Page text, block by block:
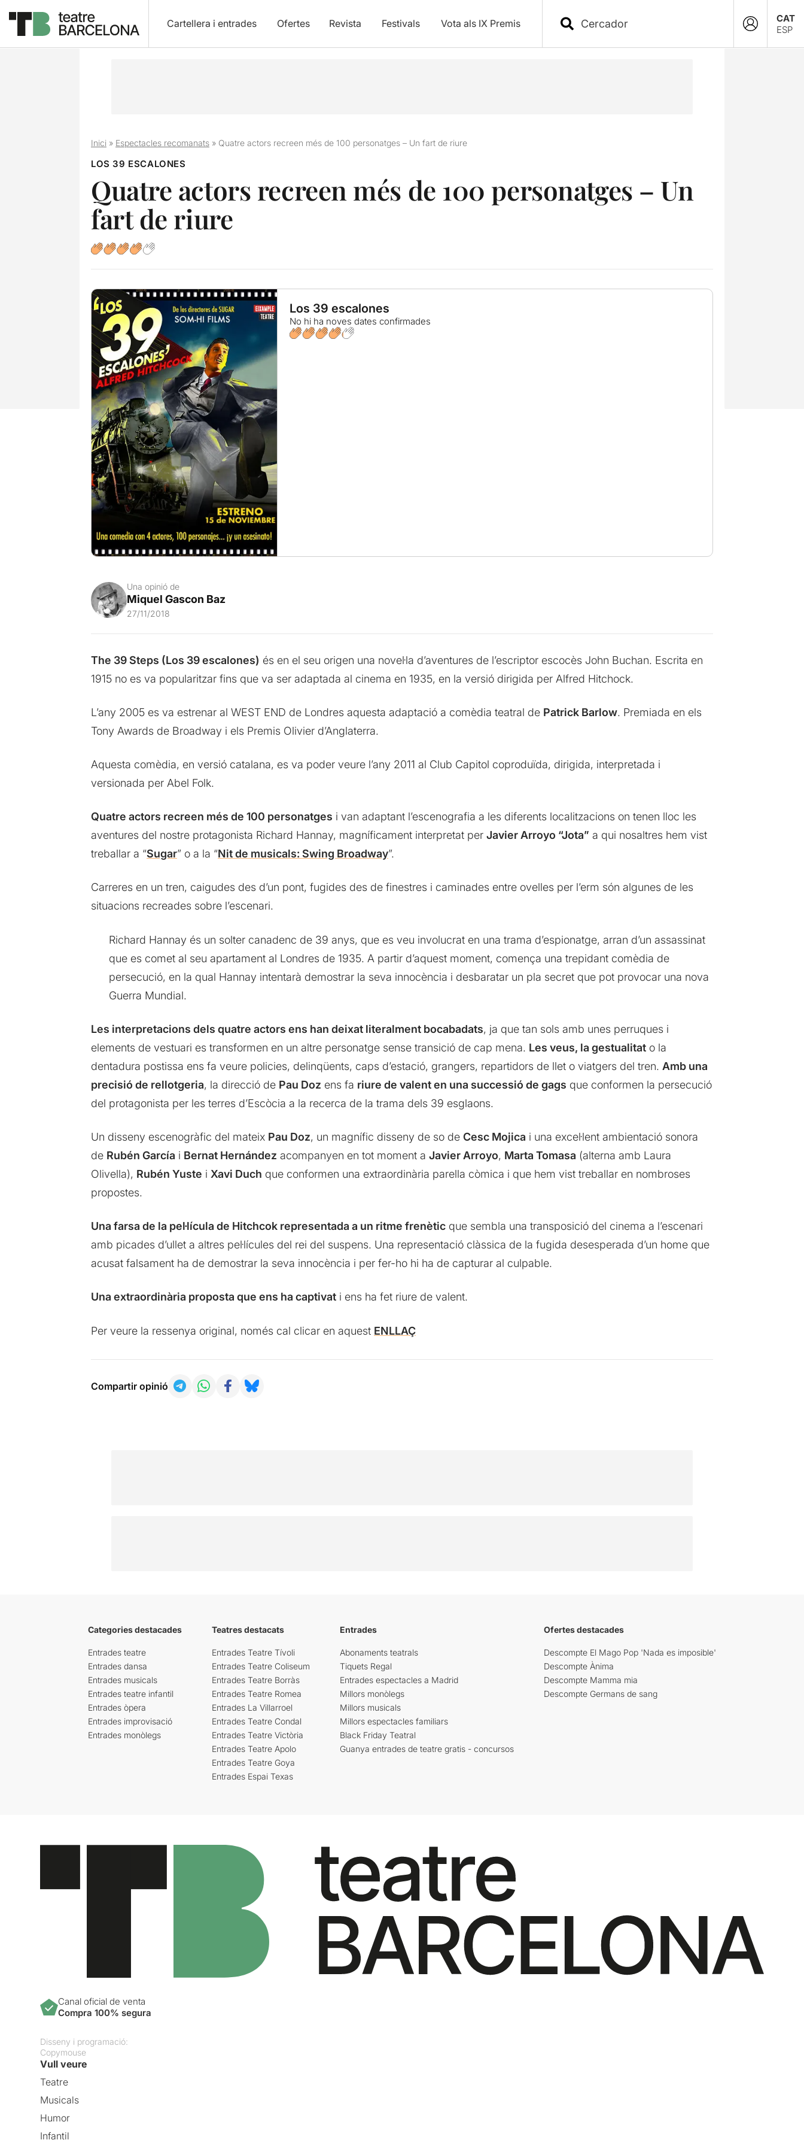
Cartellera i entrades Ofertes Revista Festivals Vota als IX Premis
CAT
ESP
Inici» Espectacles recomanats» Quatre actors recreen més de 100 personatges – Un fart de riure
LOS 39 ESCALONES
Quatre actors recreen més de 100 personatges – Un
fart de riure
Los 39 escalones
No hi ha noves dates confirmades
Una opinió de
Miquel Gascon Baz
27/11/2018
The 39 Steps (Los 39 escalones) és en el seu origen una novel·la d’aventures de l’escriptor escocès John Buchan. Escrita en
1915 no es va popularitzar fins que va ser adaptada al cinema en 1935, en la versió dirigida per Alfred Hitchock.
L’any 2005 es va estrenar al WEST END de Londres aquesta adaptació a comèdia teatral de Patrick Barlow. Premiada en els
Tony Awards de Broadway i els Premis Olivier d’Anglaterra.
Aquesta comèdia, en versió catalana, es va poder veure l’any 2011 al Club Capitol coproduïda, dirigida, interpretada i
versionada per Abel Folk.
Quatre actors recreen més de 100 personatges i van adaptant l’escenografia a les diferents localitzacions on tenen lloc les
aventures del nostre protagonista Richard Hannay, magníficament interpretat per Javier Arroyo “Jota” a qui nosaltres hem vist
treballar a “Sugar” o a la “Nit de musicals: Swing Broadway”.
Carreres en un tren, caigudes des d’un pont, fugides des de finestres i caminades entre ovelles per l’erm són algunes de les
situacions recreades sobre l’escenari.
Richard Hannay és un solter canadenc de 39 anys, que es veu involucrat en una trama d’espionatge, arran d’un assassinat
que es comet al seu apartament al Londres de 1935. A partir d’aquest moment, comença una trepidant comèdia de
persecució, en la qual Hannay intentarà demostrar la seva innocència i desbaratar un pla secret que pot provocar una nova
Guerra Mundial.
Les interpretacions dels quatre actors ens han deixat literalment bocabadats, ja que tan sols amb unes perruques i
elements de vestuari es transformen en un altre personatge sense transició de cap mena. Les veus, la gestualitato la
dentadura postissa ens fa veure policies, delinqüents, caps d’estació, grangers, repartidors de llet o viatgers del tren. Amb una
precisió de rellotgeria, la direcció de Pau Doz ens fa riure de valent en una successió de gags que conformen la persecució
del protagonista per les terres d’Escòcia a la recerca de la trama dels 39 esglaons.
Un disseny escenogràfic del mateix Pau Doz, un magnífic disseny de so de Cesc Mojica i una excel·lent ambientació sonora
de Rubén García i Bernat Hernández acompanyen en tot moment a Javier Arroyo, Marta Tomasa (alterna amb Laura
Olivella), Rubén Yuste i Xavi Duch que conformen una extraordinària parella còmica i que hem vist treballar en nombroses
propostes.
Una farsa de la pel·lícula de Hitchcok representada a un ritme frenèticque sembla una transposició del cinema a l’escenari
amb picades d’ullet a altres pel·lícules del rei del suspens. Una representació clàssica de la fugida desesperada d’un home que
acusat falsament ha de demostrar la seva innocència i per fer-ho hi ha de capturar al culpable.
Una extraordinària proposta que ens ha captivati ens ha fet riure de valent.
Per veure la ressenya original, només cal clicar en aquest ENLLAÇ
Compartir opinió
Categories destacades
Entrades teatre
Entrades dansa
Entrades musicals
Entrades teatre infantil
Entrades òpera
Entrades improvisació
Entrades monòlegs
Teatres destacats
Entrades Teatre Tívoli
Entrades Teatre Coliseum
Entrades Teatre Borràs
Entrades Teatre Romea
Entrades La Villarroel
Entrades Teatre Condal
Entrades Teatre Victòria
Entrades Teatre Apolo
Entrades Teatre Goya
Entrades Espai Texas
Entrades
Abonaments teatrals
Tiquets Regal
Entrades espectacles a Madrid
Millors monòlegs
Millors musicals
Millors espectacles familiars
Black Friday Teatral
Guanya entrades de teatre gratis - concursos
Ofertes destacades
Descompte El Mago Pop 'Nada es imposible'
Descompte Ànima
Descompte Mamma mia
Descompte Germans de sang
Canal oficial de venta
Compra 100% segura
Disseny i programació:
Copymouse
Vull veure
Teatre
Musicals
Humor
Infantil